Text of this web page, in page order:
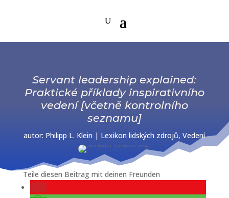
Servant leadership explained:
Praktické příklady inspirativního
vedení [včetně kontrolního
seznamu]
autor: Philipp L. Klein | Lexikon lidských zdrojů,Vedení
Teile diesen Beitrag mit deinen Freunden